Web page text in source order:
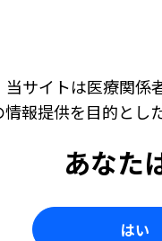
事5本を
にまとめ
ック！AI
情報をキ
当サイトは医療関係
報提供を目的とし
あなた
はい